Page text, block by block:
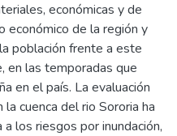
económicas y de
económico de la región y
población frente a este
en las temporadas que
en el país. La evaluación
cuenca del rio Sororia ha
los riesgos por inundación,